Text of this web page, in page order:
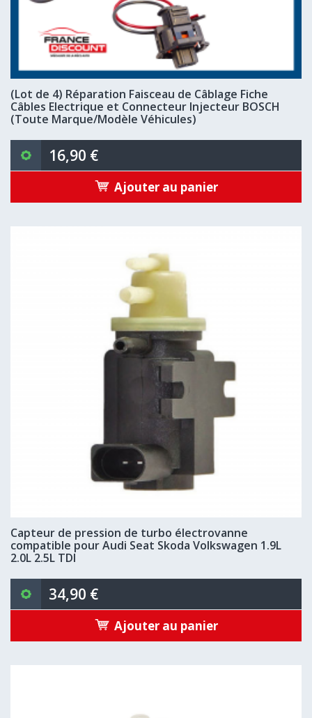
(Lot de 4) Réparation Faisceau de Câblage Fiche
Câbles Electrique et Connecteur Injecteur BOSCH
(Toute Marque/Modèle Véhicules)
16,90 €
Ajouter au panier
Capteur de pression de turbo électrovanne
compatible pour Audi Seat Skoda Volkswagen 1.9L
2.0L 2.5L TDI
34,90 €
Ajouter au panier